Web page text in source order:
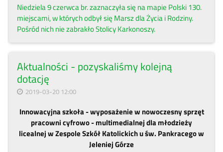
Niedziela 9 czerwca br. zaznaczyła się na mapie Polski 130.
miejscami, w których odbył się Marsz dla Życia i Rodziny.
Pośród nich nie zabrakło Stolicy Karkonoszy.
Aktualności - pozyskaliśmy kolejną
dotację
2019-03-20 12:00
Innowacyjna szkoła - wyposażenie w nowoczesny sprzęt
pracowni cyfrowo - multimedialnej dla młodzieży
licealnej w Zespole Szkół Katolickich u św. Pankracego w
Jeleniej Górze